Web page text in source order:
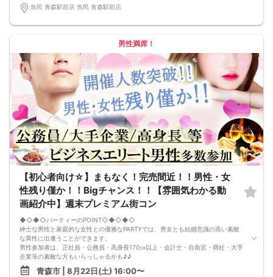
頂きます。
□当日現金支払いの方は受付にて参加費をお支払い下さい。
または13：00以降にキャンセルにより最少催行人数を下回った場合は、中止と
□最少催行人数が男性2名・女性2名以上からとなっております。
（男女比の調整を行っておりますが、キャンセル等によって変動がある場合がご
ざいます。原則、男女比に関わらず,最少催行人数を下回った場合に限り、「中
止」及び「返金」させて頂きます。）
魚民 青森駅前店 魚民 青森駅前店
男性満席！
【初心者向け☆】まもなく！完売間近！！男性・女
性残り僅か！！Bigチャンス！！【雰囲気わかる動
画紹介中】週末プレミアム街コン
◆◇◆◇パーティーのPOINT◇◆◇◆◇
紳士な男性と家庭的な女性との優雅なPARTYでは、男女とも結婚意識の高い素敵
な異性に出逢うことができます。
男性参加者は、正社員・公務員・高身長170㎝以上・会計士・自衛官・商社・大手
企業等の素敵な方もいらっしゃるかも♪♪
ゆったりとお話できる空間は、恋活・婚活にピッタリ♪♪
飲食付きなので男女の関係が深まります。素敵な異性と時間を楽しく過ごせます♪
青森市 | 8月22日(土) 16:00〜